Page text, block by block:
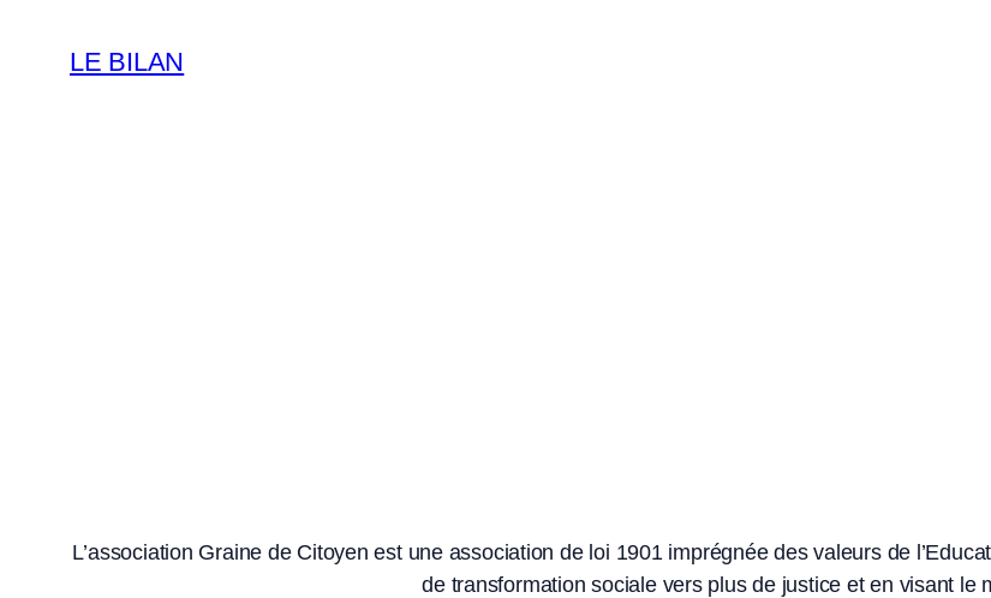
LE BILAN
L’association Graine de Citoyen est une association de loi 1901 imprégnée des valeurs de
de transformation sociale vers plus de justice et en visant le